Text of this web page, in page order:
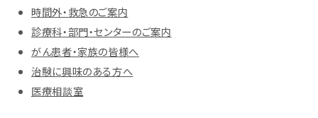
時間外・救急のご案内
診療科・部門・センターのご案内
がん患者・家族の皆様へ
治験に興味のある方へ
医療相談室